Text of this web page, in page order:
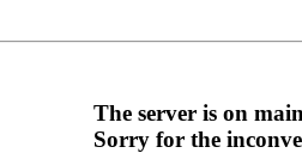
The server is on
Sorry for the